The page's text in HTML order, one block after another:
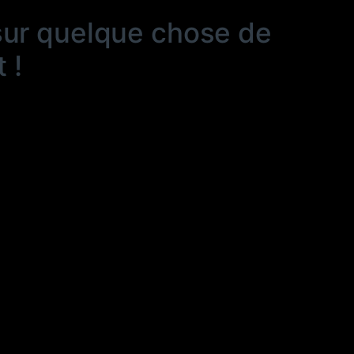
quelque chose de
!